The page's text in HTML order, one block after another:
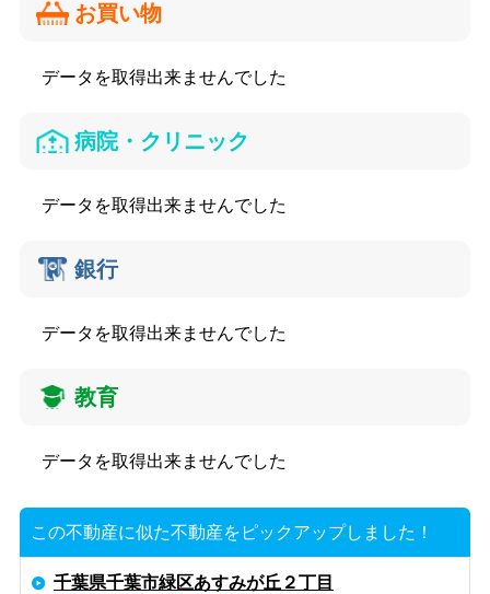
お買い物
データを取得出来ませんでした
病院・クリニック
データを取得出来ませんでした
銀行
データを取得出来ませんでした
教育
データを取得出来ませんでした
この不動産に似た不動産をピックアップしました！
千葉県千葉市緑区あすみが丘２丁目